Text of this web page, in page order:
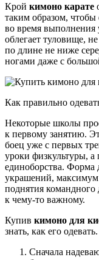
Крой кимоно карате
таким образом,
во время выполнения
облегает туловище,
по длине не ниже
ногами даже с
Как правильно
Некоторые школы
к первому занятию.
боец уже с первых
уроки физкультуры, а
единоборства. Форма
украшений,
поднятия
к чему-то важному.
Купив кимоно для
знать, как его
Сначала